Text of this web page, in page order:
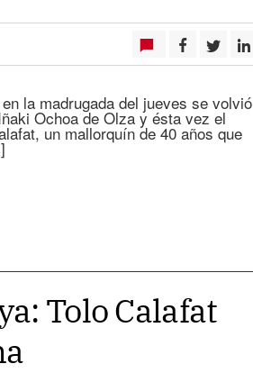
la madrugada del jueves se volvió
Ochoa de Olza y ésta vez el
un mallorquín de 40 años que
Tolo Calafat